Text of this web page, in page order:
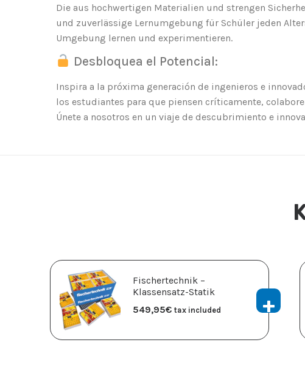
Die aus hochwertigen Materialien und strengen
und zuverlässige Lernumgebung für Schüler jeden
Umgebung lernen und experimentieren.
Desbloquea el Potencial:
Inspira a la próxima generación de ingenieros e
los estudiantes para que piensen críticamente,
Únete a nosotros en un viaje de descubrimiento e
Fischertechnik –
Klassensatz-Statik
549,95€ tax included